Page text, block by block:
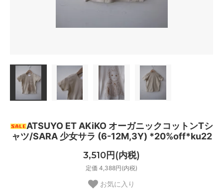
ATSUYO ET AKiKO オーガニックコットンTシ
ャツ/SARA 少女サラ (6-12M,3Y) *20%off*ku22
3,510円(内税)
定価 4,388円(内税)
お気に入り